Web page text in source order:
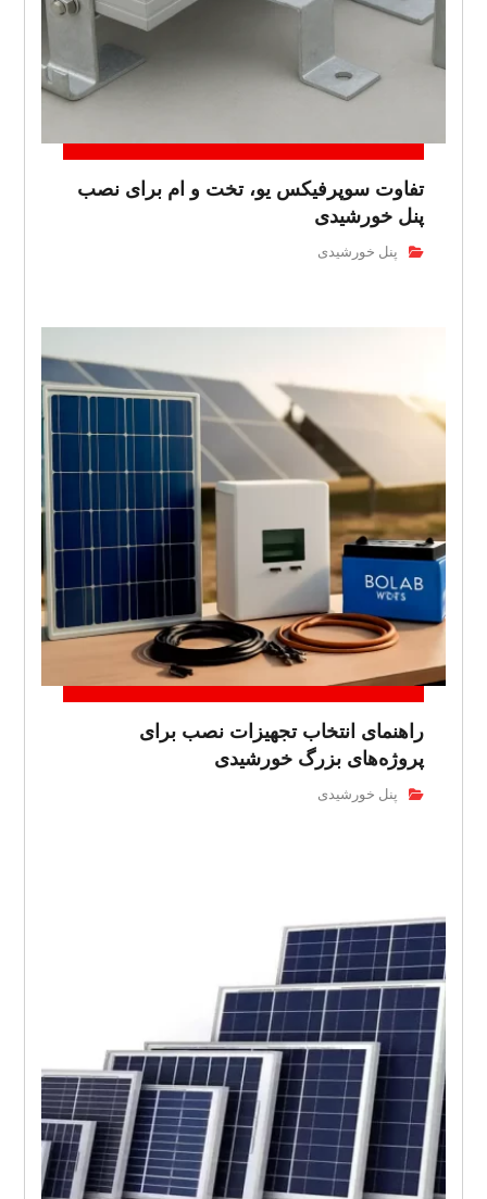
تفاوت سوپرفیکس یو، تخت و ام برای نصب
پنل خورشیدی
پنل خورشیدی
راهنمای انتخاب تجهیزات نصب برای
پروژه‌های بزرگ خورشیدی
پنل خورشیدی